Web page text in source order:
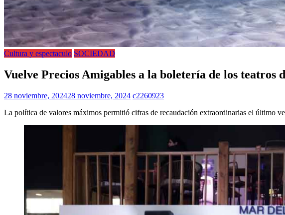
Cultura y espectaculo SOCIEDAD
Vuelve Precios Amigables a la boletería de los
28 noviembre, 202428 noviembre, 2024 c2260923
La política de valores máximos permitió cifras de recaudación extraordinarias el último